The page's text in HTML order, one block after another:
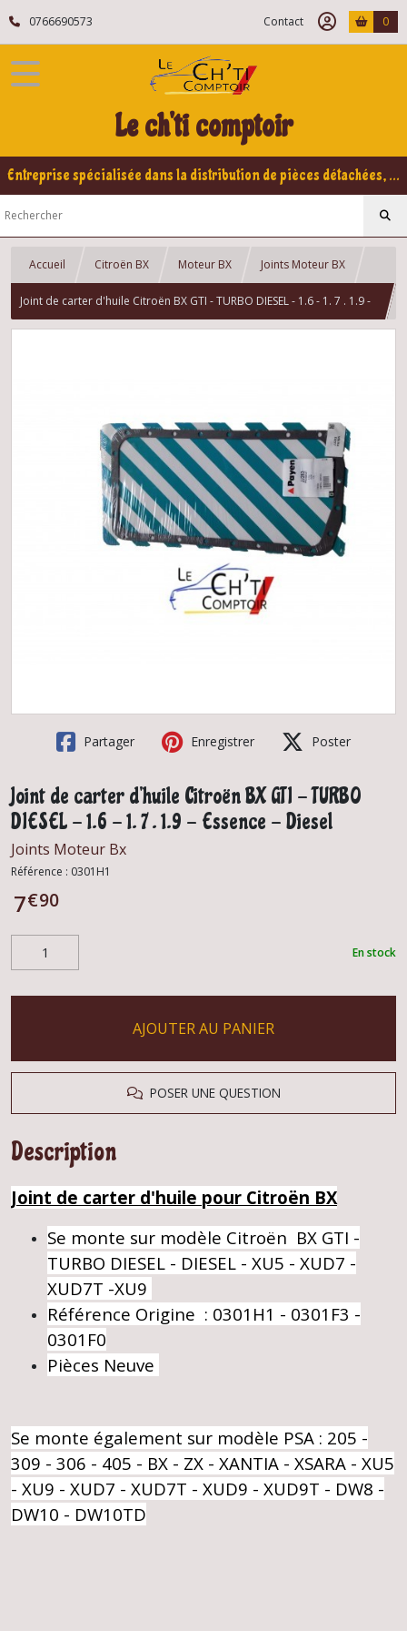
0766690573 Contact 0
Le ch'ti comptoir
Entreprise spécialisée dans la distribution de pièces détachées, refabrication pour voitures Yountimers Peugeot 205 GTI, 309 GTI - GTI16
Accueil Citroën BX Moteur BX Joints Moteur BX
Joint de carter d'huile Citroën BX GTI - TURBO DIESEL - 1.6 - 1. 7 . 1.9 -
Partager Enregistrer Poster
Joint de carter d'huile Citroën BX GTI - TURBO
DIESEL - 1.6 - 1. 7 . 1.9 - Essence - Diesel
Joints Moteur Bx
Référence : 0301H1
7€90
En stock
AJOUTER AU PANIER
POSER UNE QUESTION
Description
Joint de carter d'huile pour Citroën BX
Se monte sur modèle Citroën BX GTI -
TURBO DIESEL - DIESEL - XU5 - XUD7 -
XUD7T -XU9
Référence Origine : 0301H1 - 0301F3 -
0301F0
Pièces Neuve
Se monte également sur modèle PSA : 205 -
309 - 306 - 405 - BX - ZX - XANTIA - XSARA - XU5
- XU9 - XUD7 - XUD7T - XUD9 - XUD9T - DW8 -
DW10 - DW10TD